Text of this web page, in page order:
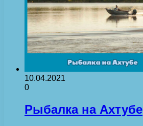
10.04.2021
0
Рыбалка на Ахтубе